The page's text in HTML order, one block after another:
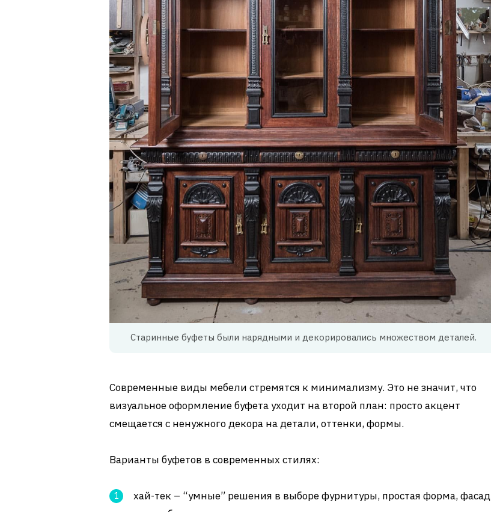
Старинные буфеты были нарядными и декорировались множеством деталей.
Современные виды мебели стремятся к минимализму. Это не значит, что
визуальное оформление буфета уходит на второй план: просто акцент
смещается с ненужного декора на детали, оттенки, формы.
Варианты буфетов в современных стилях:
хай-тек – “умные” решения в выборе фурнитуры, простая форма, фасад